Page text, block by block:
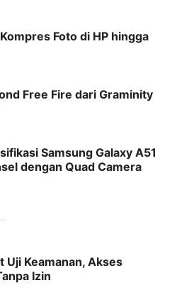
Foto di HP hingga
Free Fire dari Graminity
Samsung Galaxy A51
dengan Quad Camera
Uji Keamanan, Akses
Izin